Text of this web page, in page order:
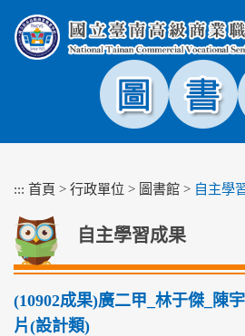
塊
::: 首頁 > 行政單位 > 圖書館 > 自主學
自主學習成果
(10902成果)廣二甲_林于傑_陳
片(設計類)